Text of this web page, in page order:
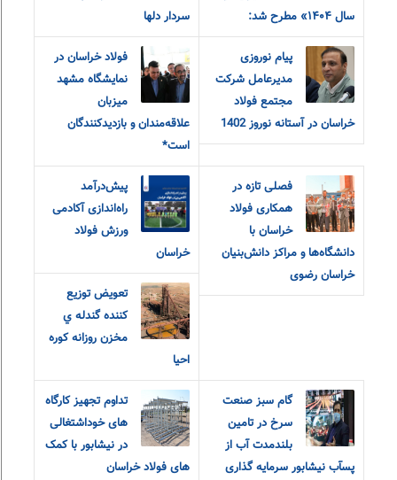
سال ۱۴۰۴» مطرح شد:
سردار دلها
پیام نوروزی
مدیرعامل شرکت
مجتمع فولاد
خراسان در آستانه نوروز 1402
فولاد خراسان در
نمایشگاه مشهد
میزبان
علاقه‌مندان و‌ بازدیدکنندگان
است*
فصلی تازه در
همکاری فولاد
خراسان با
دانشگاه‌ها و مراکز دانش‌بنیان
خراسان رضوی
پیش‌درآمد
راه‌اندازی آکادمی
ورزش فولاد
خراسان
تعويض توزيع
کننده گندله ي
مخزن روزانه کوره
احيا
گام سبز صنعت
سرخ در تامین
بلندمدت آب از
پسآب نیشابور سرمایه گذاری
تداوم تجهیز کارگاه
های خوداشتغالی
در نیشابور با کمک
های فولاد خراسان